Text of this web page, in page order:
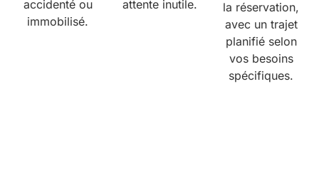
accidenté ou
immobilisé.
attente inutile.
la réservation,
avec un trajet
planifié selon
vos besoins
spécifiques.